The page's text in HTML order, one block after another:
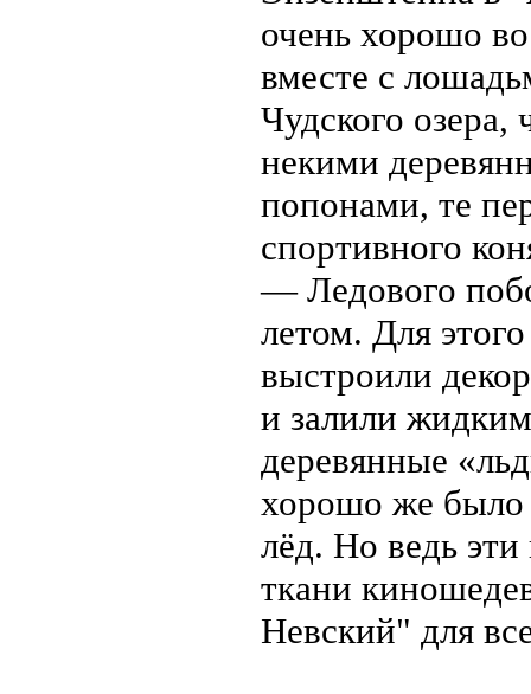
очень хорошо
вместе с
Чудского
некими
попонами, те
спортивного
— Ледового
летом. Для
выстроили
и залили
деревянные
хорошо же было
лёд. Но ведь
ткани
Невский" для